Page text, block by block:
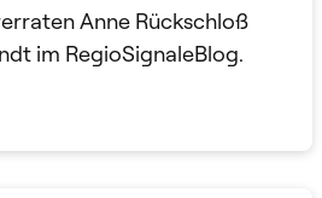
Anne Rückschloß
im RegioSignaleBlog.